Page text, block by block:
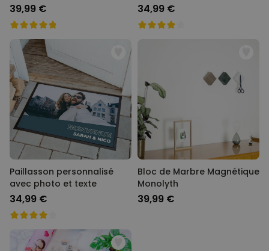
39,99 € 34,99 €
Paillasson personnalisé
avec photo et texte
34,99 €
Bloc de Marbre Magnétique
Monolyth
39,99 €